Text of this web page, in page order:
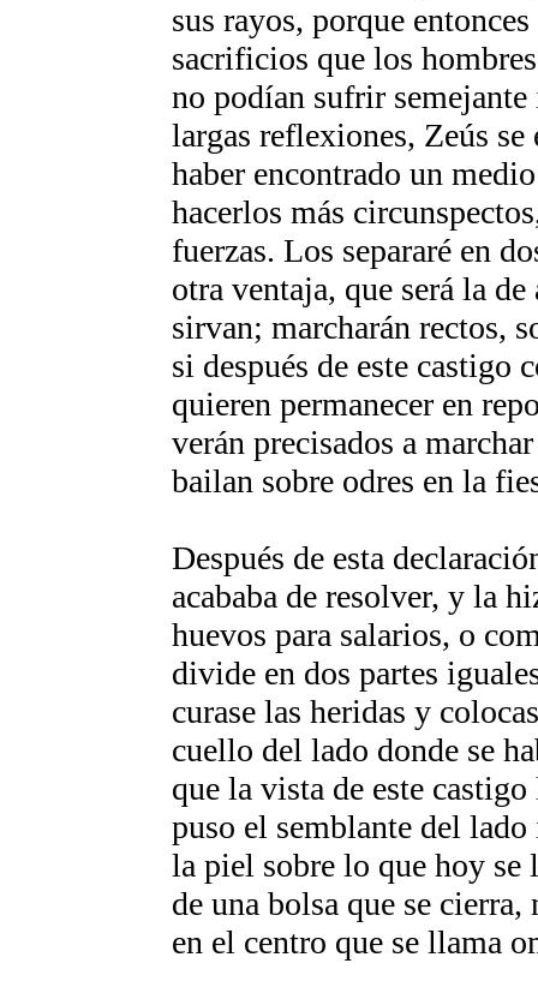
sus rayos, porque
sacrificios que los
no podían sufrir
largas reflexiones, Zeús se
haber encontrado un
hacerlos más
fuerzas. Los separaré en
otra ventaja, que será la
sirvan; marcharán rectos,
si después de este castigo
quieren permanecer en
verán precisados a
bailan sobre odres en la
Después de esta
acababa de resolver, y la
huevos para salarios, o
divide en dos partes
curase las heridas y
cuello del lado donde se
que la vista de este
puso el semblante del
la piel sobre lo que hoy se
de una bolsa que se
en el centro que se llama